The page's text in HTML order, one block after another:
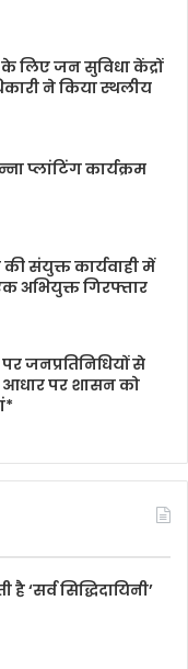
लिए जन सुविधा केंद्रों
ने किया स्थलीय
प्लांटिंग कार्यक्रम
संयुक्त कार्यवाही में
अभियुक्त गिरफ्तार
जनप्रतिनिधियों से
पर शासन को
‘सर्व सिद्धिदायिनी’